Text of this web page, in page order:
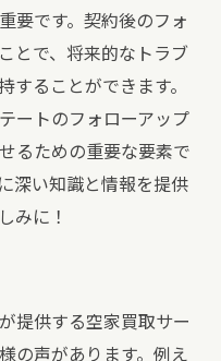
要です。契約後のフォ
とで、将来的なトラブ
することができます。
ートのフォローアップ
るための重要な要素で
深い知識と情報を提供
みに！
提供する空家買取サー
の声があります。例え